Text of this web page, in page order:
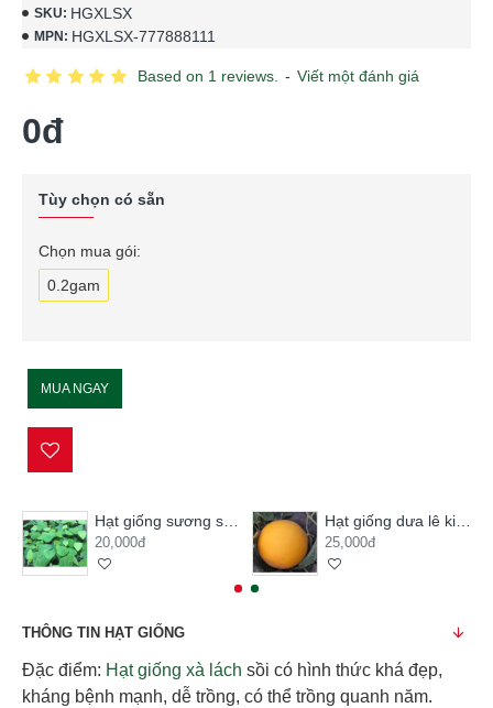
SKU: HGXLSX
MPN: HGXLSX-777888111
Based on 1 reviews. - Viết một đánh giá
0đ
Tùy chọn có sẵn
Chọn mua gói:
0.2gam
MUA NGAY
Hạt giống sương sâm lông
20,000đ
Hạt giống dưa lê kim hoàng hậu
25,000đ
THÔNG TIN HẠT GIỐNG
Đặc điểm: Hạt giống xà lách sồi có hình thức khá đẹp,
kháng bệnh mạnh, dễ trồng, có thể trồng quanh năm.